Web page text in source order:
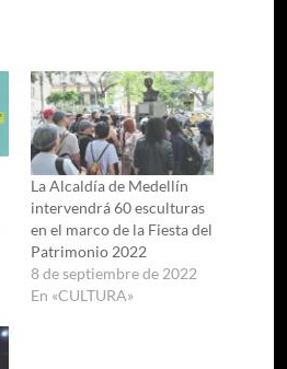
La Alcaldía de Medellín
intervendrá 60 esculturas
en el marco de la Fiesta del
Patrimonio 2022
8 de septiembre de 2022
En «CULTURA»